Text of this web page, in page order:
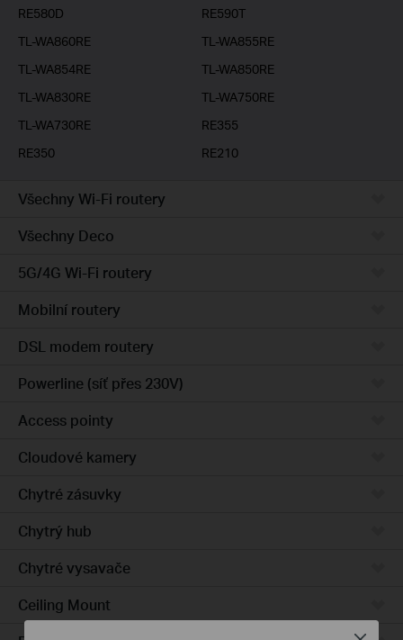
RE580D
RE590T
TL-WA860RE
TL-WA855RE
TL-WA854RE
TL-WA850RE
TL-WA830RE
TL-WA750RE
TL-WA730RE
RE355
RE350
RE210
Všechny Wi-Fi routery
Všechny Deco
5G/4G Wi-Fi routery
Mobilní routery
DSL modem routery
Powerline (síť přes 230V)
Access pointy
Cloudové kamery
Chytré zásuvky
Chytrý hub
Chytré vysavače
Ceiling Mount